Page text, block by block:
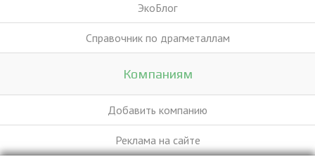
ЭкоБлог
Справочник по драгметаллам
Компаниям
Добавить компанию
Реклама на сайте